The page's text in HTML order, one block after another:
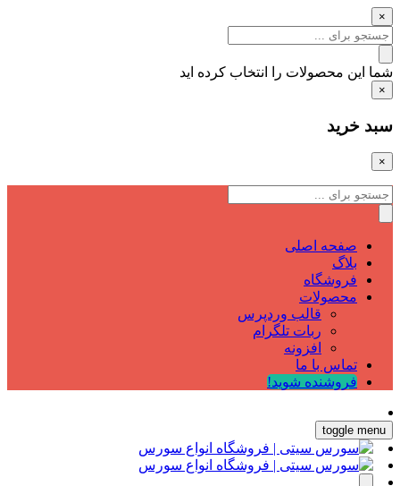
×
شما این محصولات را انتخاب کرده اید
×
سبد خرید
×
صفحه اصلی
بلاگ
فروشگاه
محصولات
قالب وردپرس
ربات تلگرام
افزونه
تماس با ما
فروشنده شوید!
toggle menu